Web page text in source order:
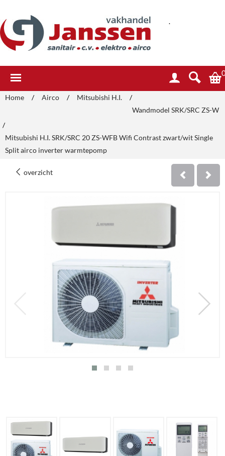
.
Home / Airco / Mitsubishi H.I.
/
Wandmodel SRK/SRC ZS-W
/
Mitsubishi H.I. SRK/SRC 20 ZS-WFB Wifi Contrast zwart/wit Single
Split airco inverter warmtepomp
overzicht